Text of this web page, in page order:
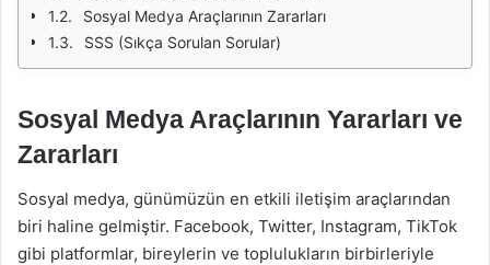
Sosyal Medya Araçlarının Zararları
SSS (Sıkça Sorulan Sorular)
Sosyal Medya Araçlarının Yararları ve
Zararları
Sosyal medya, günümüzün en etkili iletişim araçlarından
biri haline gelmiştir. Facebook, Twitter, Instagram, TikTok
gibi platformlar, bireylerin ve toplulukların birbirleriyle